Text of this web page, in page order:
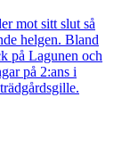
mot sitt slut så
helgen. Bland
på Lagunen och
på 2:ans i